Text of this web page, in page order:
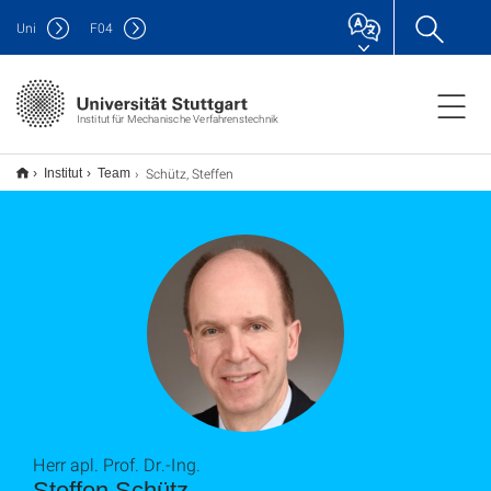
Institut für Mechanische Verfahrenstechnik
Uni F04
Institut Team Schütz, Steffen
Herr apl. Prof. Dr.-Ing.